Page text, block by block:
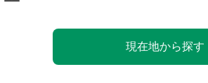
現在地から探す